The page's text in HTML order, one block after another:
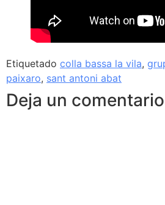
Etiquetado colla bassa la vila,
paixaro, sant antoni abat
Deja un comentario